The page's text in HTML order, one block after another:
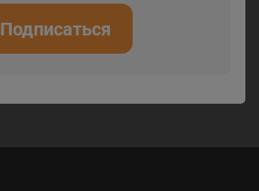
Подписаться